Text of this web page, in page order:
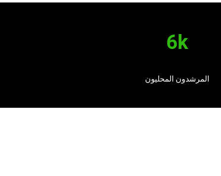
6k
المرشدون المحليون